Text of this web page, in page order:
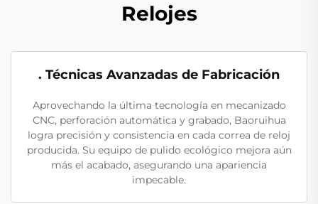
Relojes
. Técnicas Avanzadas de Fabricación
Aprovechando la última tecnología en mecanizado
CNC, perforación automática y grabado, Baoruihua
logra precisión y consistencia en cada correa de reloj
producida. Su equipo de pulido ecológico mejora aún
más el acabado, asegurando una apariencia
impecable.